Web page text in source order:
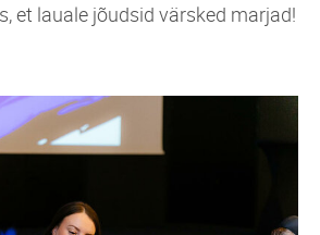
et lauale jõudsid värsked marjad!